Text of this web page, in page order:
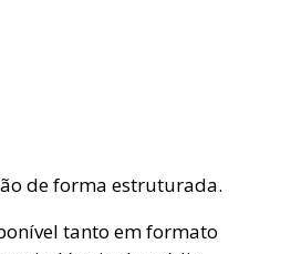
de forma estruturada.
tanto em formato